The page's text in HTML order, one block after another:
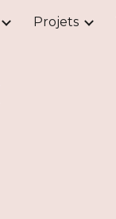
Skip to
Projets